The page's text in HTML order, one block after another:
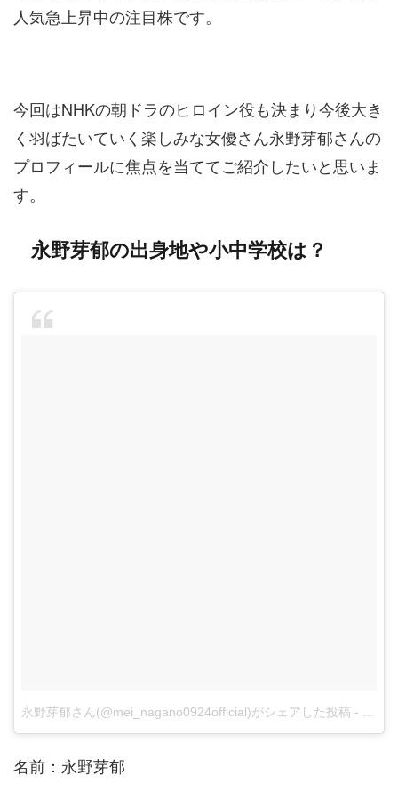
人気急上昇中の注目株です。
今回はNHKの朝ドラのヒロイン役も決まり今後大き
く羽ばたいていく楽しみな女優さん永野芽郁さんの
プロフィールに焦点を当ててご紹介したいと思いま
す。
永野芽郁の出身地や小中学校は？
永野芽郁さん(@mei_nagano0924official)がシェアした投稿 -
名前：永野芽郁